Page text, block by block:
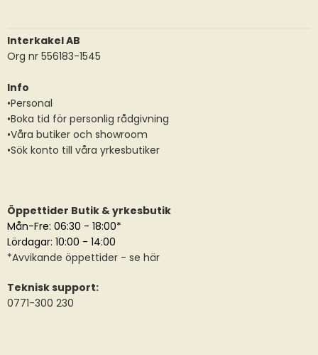
Interkakel AB
Org nr 556183-1545
Info
•Personal
•Boka tid för personlig rådgivning
•Våra butiker och showroom
•Sök konto till våra yrkesbutiker
Öppettider Butik & yrkesbutik
Mån-Fre: 06:30 - 18:00*
Lördagar: 10:00 - 14:00
*Avvikande öppettider - se här
Teknisk support:
0771-300 230